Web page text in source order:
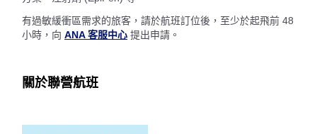
有過敏緩衝區需求的旅客，請於航班訂位後，至少於起飛前 48
小時，向 ANA 客服中心 提出申請。
關於聯營航班